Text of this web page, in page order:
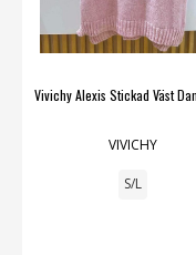
Vivichy Alexis Stickad Väst
VIVICHY
S/L